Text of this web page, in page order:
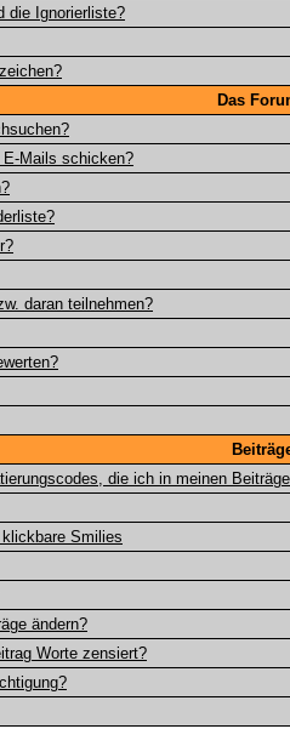
die Ignorierliste?
Das
E-Mails schicken?
daran teilnehmen?
die ich in meinen
Smilies
ändern?
Worte zensiert?